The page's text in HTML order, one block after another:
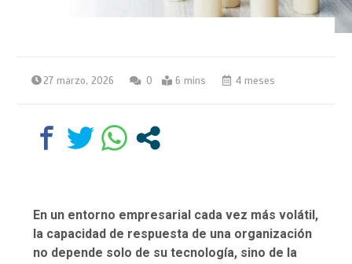
27 marzo, 2026 0 6 mins 4 meses
En un entorno empresarial cada vez más volátil,
la capacidad de respuesta de una organización
no depende solo de su tecnología, sino de la